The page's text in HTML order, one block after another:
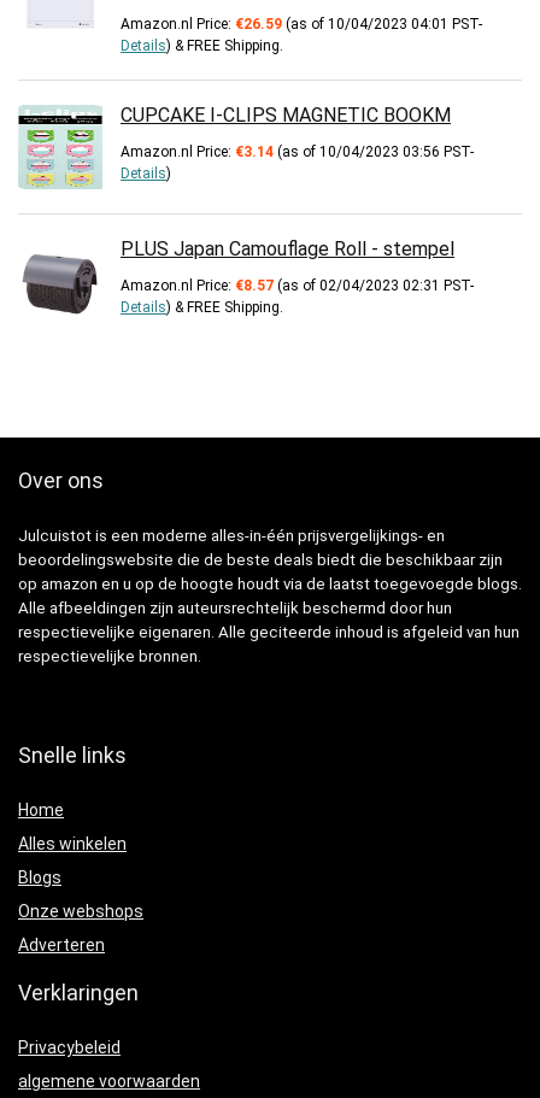
Amazon.nl Price: €26.59 (as of 10/04/2023 04:01 PST-
Details) & FREE Shipping
CUPCAKE I-CLIPS MAGNETIC BOOKM
Amazon.nl Price: €3.14 (as of 10/04/2023 03:56 PST-
Details)
PLUS Japan Camouflage Roll - stempel
Amazon.nl Price: €8.57 (as of 02/04/2023 02:31 PST-
Details) & FREE Shipping
Over ons
Julcuistot is een moderne alles-in-één prijsvergelijkings- en
beoordelingswebsite die de beste deals biedt die beschikbaar zijn
op amazon en u op de hoogte houdt via de laatst toegevoegde blogs.
Alle afbeeldingen zijn auteursrechtelijk beschermd door hun
respectievelijke eigenaren. Alle geciteerde inhoud is afgeleid van hun
respectievelijke bronnen.
Snelle links
Home
Alles winkelen
Blogs
Onze webshops
Adverteren
Verklaringen
Privacybeleid
algemene voorwaarden